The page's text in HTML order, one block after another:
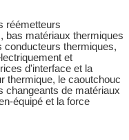
réémetteurs
bas matériaux thermiques
conducteurs thermiques,
et
d'interface et la
thermique, le caoutchouc
changeants de matériaux
équipé et la force